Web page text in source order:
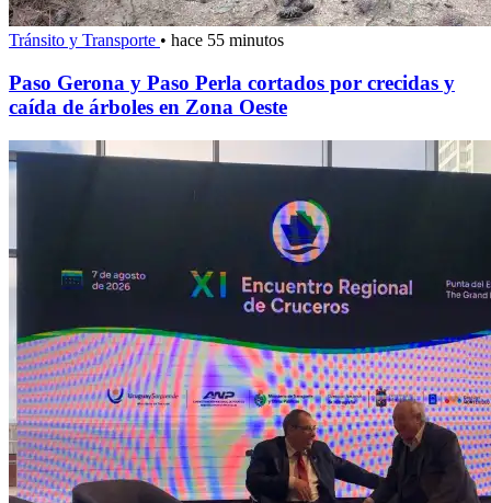
Tránsito y Transporte • hace 55 minutos
Paso Gerona y Paso Perla cortados por crecidas y
caída de árboles en Zona Oeste